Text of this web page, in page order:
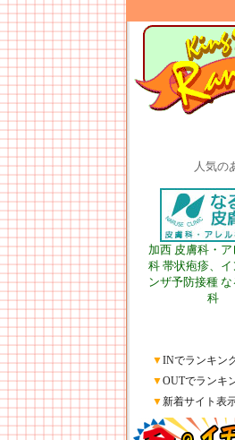
人気の
加西 皮膚科・
科 帯状疱疹、イ
ンザ予防接種
科
▼INでランキン
▼OUTでランキ
▼新着サイト表